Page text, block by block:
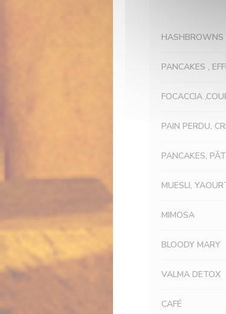
HASHBROWNS
PANCAKES ,
FOCACCIA
PAIN PERDU,
PANCAKES,
MUESLI,
MIMOSA
BLOODY MARY
VALMA DETOX
CAFÉ